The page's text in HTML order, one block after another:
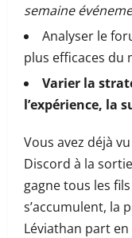
semaine
Analyser le
plus efficaces du
Varier la
l’expérience, la
Vous avez déjà
Discord à la
gagne tous les
s’accumulent, la
Léviathan part